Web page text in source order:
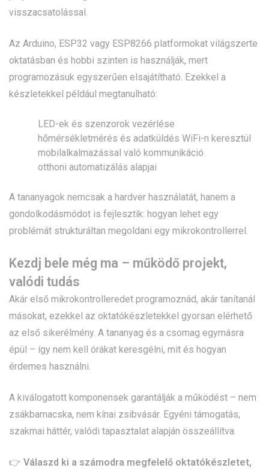
visszacsatolással.
Az Arduino, ESP32 vagy ESP8266 platformokat világszerte
oktatásban és hobbi szinten is használják, mert
programozásuk egyszerűen elsajátítható. Ezekkel a
készletekkel például megtanulható:
LED-ek és szenzorok vezérlése
hőmérsékletmérés és adatküldés WiFi-n keresztül
mobilalkalmazással való kommunikáció
otthoni automatizálás alapjai
A tananyagok nemcsak a hardver használatát, hanem a
gondolkodásmódot is fejlesztik: hogyan lehet egy
problémát strukturáltan megoldani egy mikrokontrollerrel.
Kezdj bele még ma – működő projekt,
valódi tudás
Akár első mikrokontrolleredet programoznád, akár tanítanál
másokat, ezekkel az oktatókészletekkel gyorsan elérhető
az első sikerélmény. A tananyag és a csomag egymásra
épül – így nem kell órákat keresgélni, mit és hogyan
érdemes használni.
A kiválogatott komponensek garantálják a működést – nem
zsákbamacska, nem kínai zsibvásár. Egyéni támogatás,
szakmai háttér, valódi tapasztalat alapján összeállítva.
👉 Válaszd ki a számodra megfelelő oktatókészletet,